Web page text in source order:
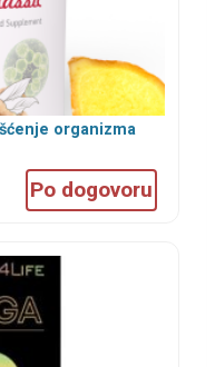
organizma
Po dogovoru